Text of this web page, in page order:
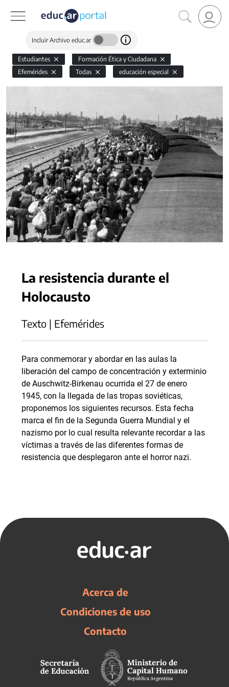
Incluir Archivo educ.ar
Estudiantes
Formación Ética y Ciudadana
Efemérides
Todas educación especial
La resistencia durante el
Holocausto
Texto | Efemérides
Para conmemorar y abordar en las aulas la
liberación del campo de concentración y exterminio
de Auschwitz-Birkenau ocurrida el 27 de enero
1945, con la llegada de las tropas soviéticas,
proponemos los siguientes recursos. Esta fecha
marca el fin de la Segunda Guerra Mundial y el
nazismo por lo cual resulta relevante recordar a las
víctimas a través de las diferentes formas de
resistencia que desplegaron ante el horror nazi.
Acerca de
Condiciones de uso
Contacto